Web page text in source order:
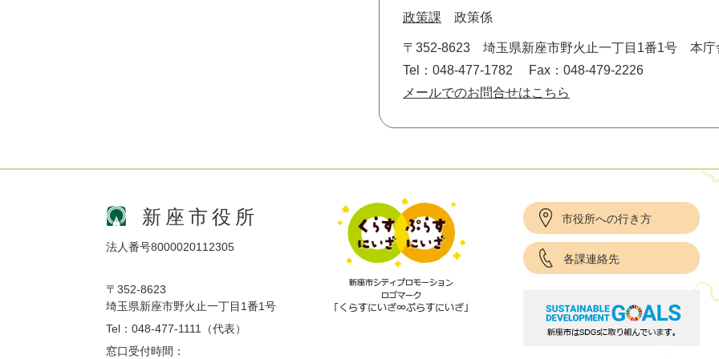
政策課 政策係
〒352-8623
埼玉県新座市野火止一丁目1番1号 本庁
Tel：048-477-1782
Fax：048-479-2226
メールでのお問合せはこちら
新座市役所
法人番号8000020112305
〒352-8623
埼玉県新座市野火止一丁目1番1号
Tel：048-477-1111（代表）
窓口受付時間：
市役所への行き方
各課連絡先